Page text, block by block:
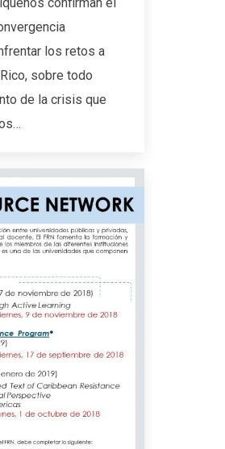
los retos a
sobre todo
de la crisis que